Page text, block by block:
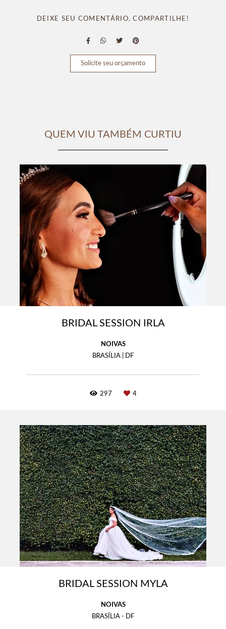
DEIXE SEU COMENTÁRIO, COMPARTILHE!
Solicite seu orçamento
QUEM VIU TAMBÉM CURTIU
BRIDAL SESSION IRLA
NOIVAS
BRASÍLIA | DF
297 4
BRIDAL SESSION MYLA
NOIVAS
BRASÍLIA - DF